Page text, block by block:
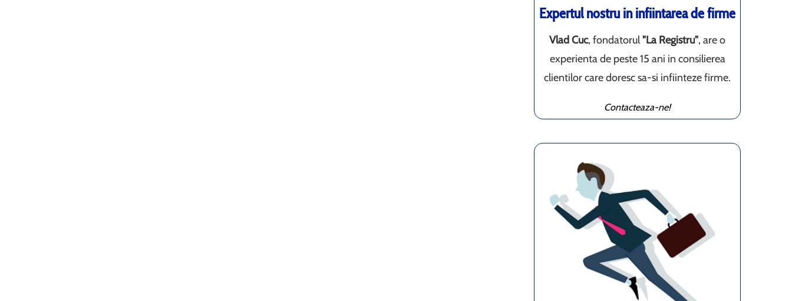
Expertul nostru in infiintarea de firme
Vlad Cuc, fondatorul"La Registru", are o
experienta de peste 15 ani in consilierea
clientilor care doresc sa-si infiinteze firme.
Contacteaza-ne!